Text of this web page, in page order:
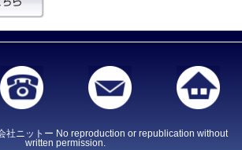
社ニットー No reproduction or republication without
written permission.